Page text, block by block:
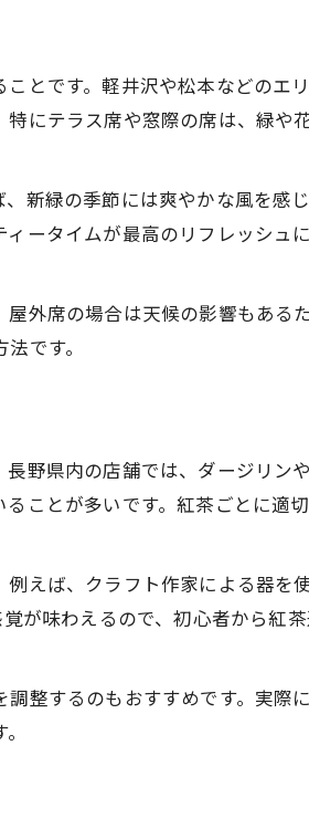
とです。軽井沢や松本などのエリ
にテラス席や窓際の席は、緑や
新緑の季節には爽やかな風を感じ
ータイムが最高のリフレッシュに
外席の場合は天候の影響もある
です。
野県内の店舗では、ダージリン
ことが多いです。紅茶ごとに適
えば、クラフト作家による器を
が味わえるので、初心者から紅
整するのもおすすめです。実際